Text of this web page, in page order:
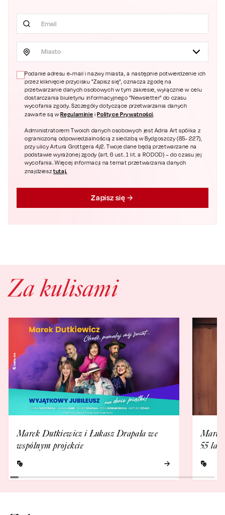
Miasto
Podanie adresu e-mail i nazwy miasta, a następnie potwierdzenie ich
przez kliknięcie przycisku "Zapisz się", oznacza zgodę na
przetwarzanie danych osobowych w tym zakresie, wyłącznie w celu
dostarczania biuletynu informacyjnego "Newsletter" do czasu
wycofania zgody. Szczegóły dotyczące przetwarzania danych
zawarte są wRegulaminie iPolityce Prywatności.
Administratorem Twoich danych osobowych jest Adria Art spółka z
ograniczoną odpowiedzialnością z siedzibą w Bydgoszczy (85- 227),
przy ulicy Artura Grottgera 4/2. Twoje dane będą przetwarzane na
podstawie wyrażonej zgody (art. 6 ust. 1 lit. a RODOD) – do czasu jej
wycofania. Więcej informacji na temat przetwarzania danych
znajdziesztutaj.
Zapisz się
Za kulisami
Marek Dutkiewicz i Łukasz Drapała we
wspólnym projekcie
Marek
55 lat